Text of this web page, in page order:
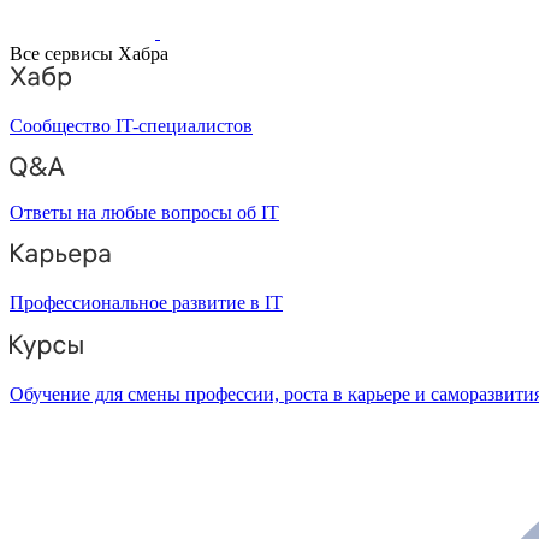
Все сервисы Хабра
Сообщество IT-специалистов
Ответы на любые вопросы об IT
Профессиональное развитие в IT
Обучение для смены профессии, роста в карьере и